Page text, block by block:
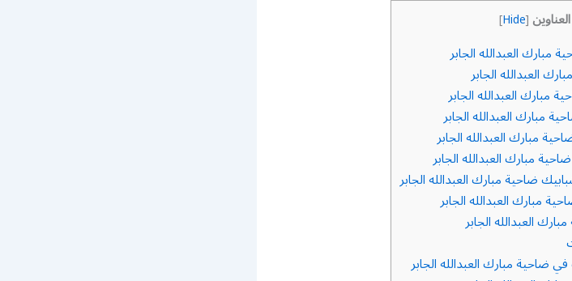
[
Hide
]
العبدالله الجابر
العبدالله الجابر
مبارك العبدالله الجابر
مبارك العبدالله الجابر
مبارك العبدالله الجابر
مبارك العبدالله الجابر
ضاحية مبارك العبدالله الجابر
مبارك العبدالله الجابر
العبدالله الجابر
ضاحية مبارك العبدالله الجابر